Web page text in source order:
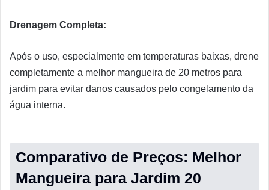
Drenagem Completa:
Após o uso, especialmente em temperaturas baixas, drene
completamente a melhor mangueira de 20 metros para
jardim para evitar danos causados pelo congelamento da
água interna.
Comparativo de Preços: Melhor
Mangueira para Jardim 20